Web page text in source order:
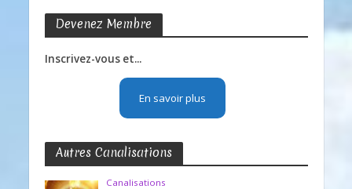
Devenez Membre
Inscrivez-vous et...
En savoir plus
Autres Canalisations
Canalisations